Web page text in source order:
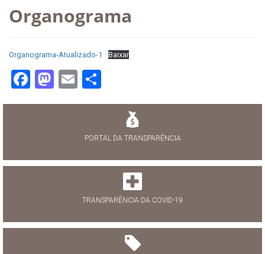
Organograma
Organograma-Atualizado-1 Baixar
Facebook
Mastodon
Email
PORTAL DA TRANSPARÊNCIA
TRANSPARÊNCIA DA COVID-19